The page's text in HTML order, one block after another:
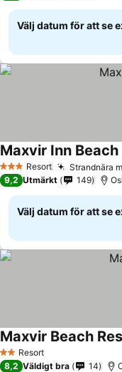
Välj datum för att se
3 StjärnorResort Strandnära
Maxvir Inn
9,2 Utmärkt 149
Välj datum för att se
2 Stjärnor
Resort
Maxvir Beach
8,2 Väldigt bra 14